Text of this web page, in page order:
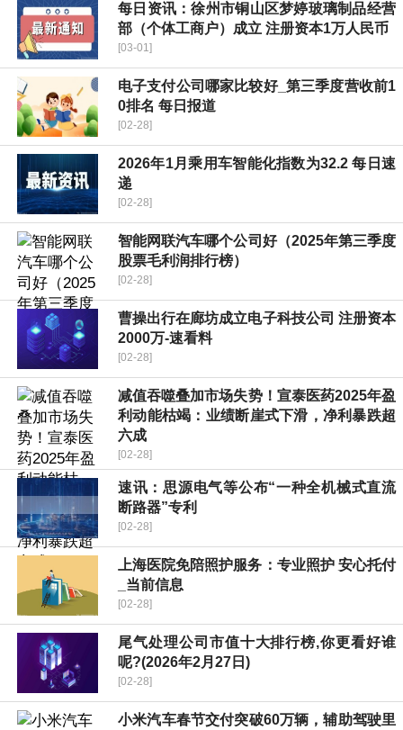
每日资讯：徐州市铜山区梦婷玻璃制品经营
部（个体工商户）成立 注册资本1万人民币
[03-01]
电子支付公司哪家比较好_第三季度营收前1
0排名 每日报道
[02-28]
2026年1月乘用车智能化指数为32.2 每日速
递
[02-28]
智能网联汽车哪个公司好（2025年第三季度
股票毛利润排行榜）
[02-28]
曹操出行在廊坊成立电子科技公司 注册资本
2000万-速看料
[02-28]
减值吞噬叠加市场失势！宣泰医药2025年盈
利动能枯竭：业绩断崖式下滑，净利暴跌超
六成
[02-28]
速讯：思源电气等公布“一种全机械式直流
断路器”专利
[02-28]
上海医院免陪照护服务：专业照护 安心托付
_当前信息
[02-28]
尾气处理公司市值十大排行榜,你更看好谁
呢?(2026年2月27日)
[02-28]
小米汽车春节交付突破60万辆，辅助驾驶里